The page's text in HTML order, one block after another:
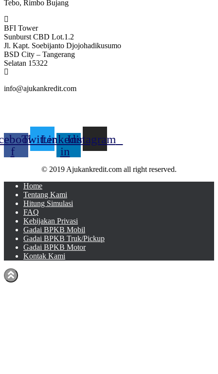
Tebo, Rimbo Bujang
BFI Tower
Sunburst CBD Lot.1.2
Jl. Kapt. Soebijanto Djojohadikusumo
BSD City – Tangerang
Selatan 15322
info@ajukankredit.com
f
TwitterLinkedin-
in
Instagram
© 2019 Ajukankredit.com all right reserved.
Home
Tentang Kami
Hitung Simulasi
FAQ
Kebijakan Privasi
Gadai BPKB Mobil
Gadai BPKB Truk/Pickup
Gadai BPKB Motor
Kontak Kami